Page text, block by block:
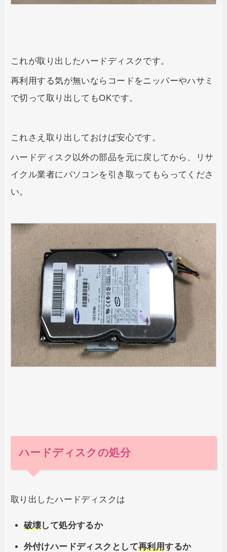
これが取り出したハードディスクです。
再利用する気が無いならコードをニッパーやハサミ
で切って取り出してもOKです。
これさえ取り出しておけば安心です。
ハードディスク以外の部品を元に戻してから、リサ
イクル業者にパソコンを引き取ってもらってくださ
い。
ハードディスクの処分
取り出したハードディスクは
破壊して処分するか
外付けハードディスクとして再利用するか